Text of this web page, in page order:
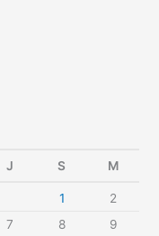
J S M
1
2
7 8 9